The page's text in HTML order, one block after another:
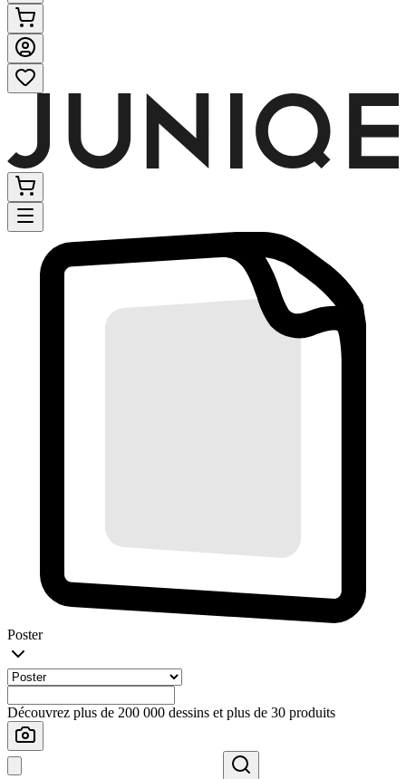
Poster
Découvrez plus de 200 000 dessins et plus de 30 produits